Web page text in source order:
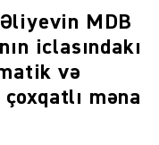
MDB
iclasındakı
və
məna